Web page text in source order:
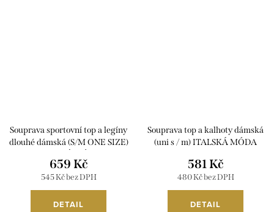
Souprava sportovní top a legíny
dlouhé dámská (S/M ONE SIZE)
IMPLP2372755/DU
545 Kč bez DPH
659 Kč
DETAIL
Souprava top a kalhoty dámská
(uni s / m) ITALSKÁ MÓDA
480 Kč bez DPH
581 Kč
DETAIL